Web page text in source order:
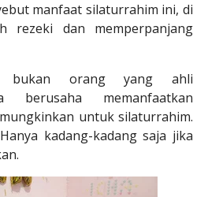
manfaat silaturrahim ini, di
rezeki dan memperpanjang
bukan orang yang ahli
berusaha memanfaatkan
untuk silaturrahim.
kadang-kadang saja jika